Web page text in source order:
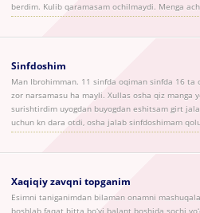
berdim. Kulib qaramasam ochilmaydi. Menga
Sinfdoshim
Man Ibrohimman. 11 sinfda oqiman sinfda 16
zor narsamasu ha mayli. Xullas osha qiz manga
surishtirdim uyogdan buyogdan eshitsam girt
uchun kn dara otdi, osha jalab sinfdoshimam
Xaqiqiy zavqni topganim
Esimni taniganimdan bilaman onamni